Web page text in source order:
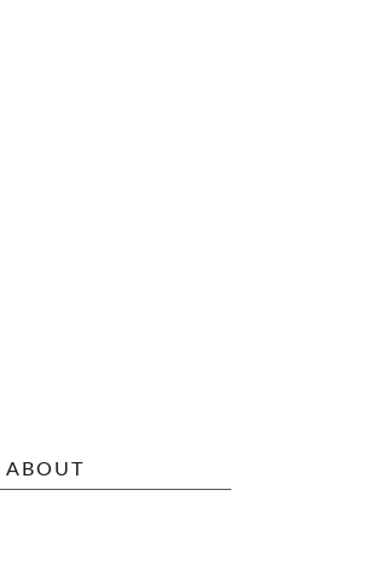
ABOUT